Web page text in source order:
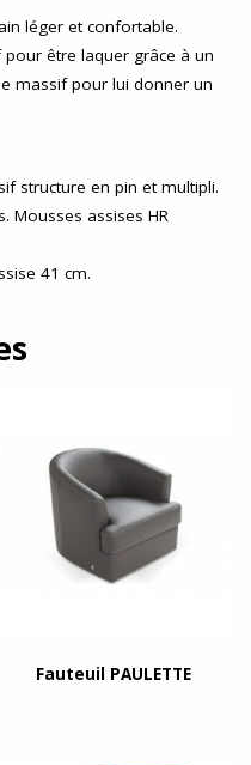
léger et confortable.
pour être laquer grâce à un
massif pour lui donner un
structure en pin et multipli.
Mousses assises HR
41 cm.
Fauteuil PAULETTE